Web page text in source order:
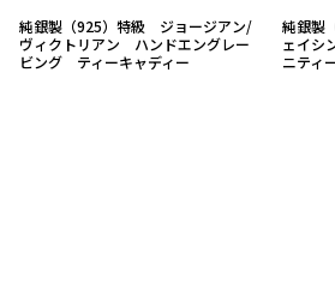
純銀製（925）特級 ジョージアン/
ヴィクトリアン ハンドエングレー
ビング ティーキャディー
純銀製
ェイシ
ニティ